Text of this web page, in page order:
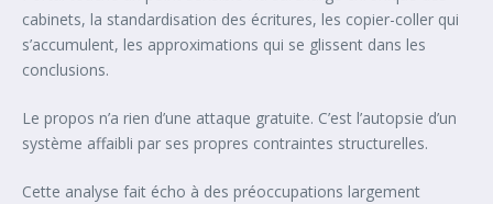
cabinets, la standardisation des écritures, les copier-coller qui
s’accumulent, les approximations qui se glissent dans les
conclusions.
Le propos n’a rien d’une attaque gratuite. C’est l’autopsie d’un
système affaibli par ses propres contraintes structurelles.
Cette analyse fait écho à des préoccupations largement